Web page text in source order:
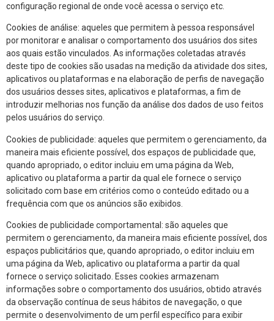
configuração regional de onde você acessa o serviço etc.
Cookies de análise: aqueles que permitem à pessoa responsável
por monitorar e analisar o comportamento dos usuários dos sites
aos quais estão vinculados. As informações coletadas através
deste tipo de cookies são usadas na medição da atividade dos sites,
aplicativos ou plataformas e na elaboração de perfis de navegação
dos usuários desses sites, aplicativos e plataformas, a fim de
introduzir melhorias nos função da análise dos dados de uso feitos
pelos usuários do serviço.
Cookies de publicidade: aqueles que permitem o gerenciamento, da
maneira mais eficiente possível, dos espaços de publicidade que,
quando apropriado, o editor incluiu em uma página da Web,
aplicativo ou plataforma a partir da qual ele fornece o serviço
solicitado com base em critérios como o conteúdo editado ou a
frequência com que os anúncios são exibidos.
Cookies de publicidade comportamental: são aqueles que
permitem o gerenciamento, da maneira mais eficiente possível, dos
espaços publicitários que, quando apropriado, o editor incluiu em
uma página da Web, aplicativo ou plataforma a partir da qual
fornece o serviço solicitado. Esses cookies armazenam
informações sobre o comportamento dos usuários, obtido através
da observação contínua de seus hábitos de navegação, o que
permite o desenvolvimento de um perfil específico para exibir